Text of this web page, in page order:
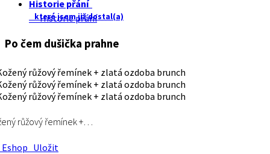
Historie přání
které jsem již dostal(a)
Historie přání
Po čem dušička prahne
růžový řemínek +…
Uložit